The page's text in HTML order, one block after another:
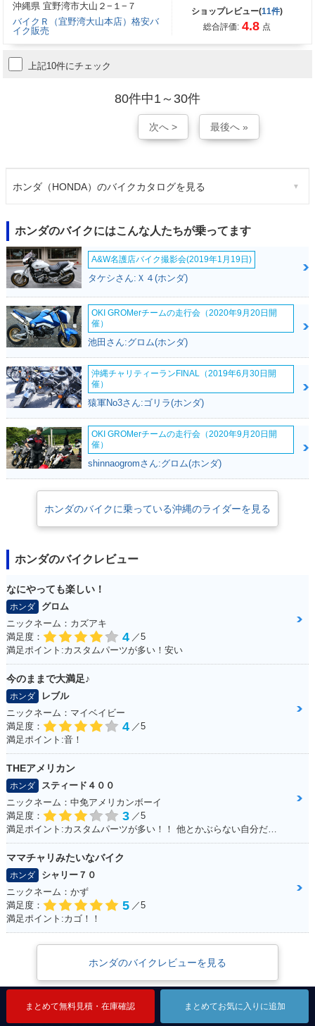
まとめて無料見積・在庫確認 まとめてお気に入りに追加
まとめて無料見積・在庫確認 まとめてお気に入りに追加
沖縄県 宜野湾市大山２−１−７
バイクＲ（宜野湾大山本店）格安バ
イク販売
ショップレビュー(11件)
総合評価: 4.8 点
上記10件にチェック
まとめて無料見積・在庫確認 まとめてお気に入りに追加
80件中1～30件
次へ > 最後へ »
ホンダ（HONDA）のバイクカタログを見る
ホンダのバイクにはこんな人たちが乗ってます
A&W名護店バイク撮影会(2019年1月19日)
タケシさん:Ｘ４(ホンダ)
OKI GROMerチームの走行会（2020年9月20日開
催）
池田さん:グロム(ホンダ)
沖縄チャリティーランFINAL（2019年6月30日開
催）
猿軍No3さん:ゴリラ(ホンダ)
OKI GROMerチームの走行会（2020年9月20日開
催）
shinnaogromさん:グロム(ホンダ)
ホンダのバイクに乗っている沖縄のライダーを見る
ホンダのバイクレビュー
なにやっても楽しい！
ホンダ
グロム
ニックネーム：カズアキ
満足度：
4 ／5
満足ポイント:カスタムパーツが多い！安い
今のままで大満足♪
ホンダ
レブル
ニックネーム：マイベイビー
満足度：
4 ／5
満足ポイント:音！
THEアメリカン
ホンダ
スティード４００
ニックネーム：中免アメリカンボーイ
満足度：
3 ／5
満足ポイント:カスタムパーツが多い！！ 他とかぶらない自分だけのオリジナルバイクを作れます☆ 400ccだけど、カスタムすれば迫力満点
ママチャリみたいなバイク
ホンダ
シャリー７０
ニックネーム：かず
満足度：
5 ／5
満足ポイント:カゴ！！
ホンダのバイクレビューを見る